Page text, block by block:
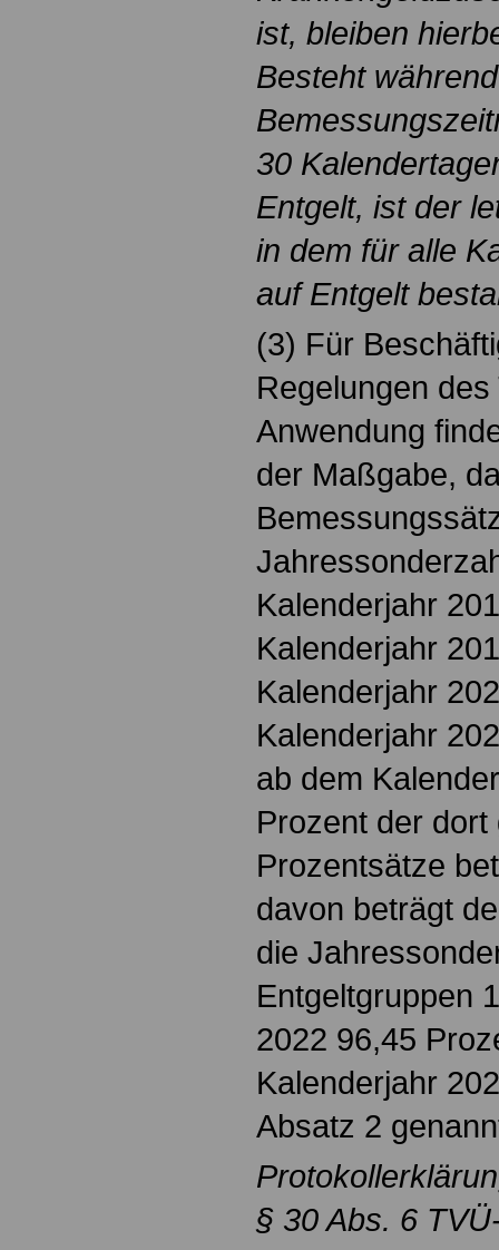
ist, bleiben
Besteht
30
Entgelt, ist der
in dem für alle
auf Entgelt
(3) Für
Regelungen
Anwendung
der Maßgabe,
Kalenderjahr
Kalenderjahr
Kalenderjahr
Kalenderjahr
ab dem
Prozent der dort
Prozentsätze
davon beträgt
die
Entgeltgruppen
2022 96,45
Kalenderjahr
Absatz 2
§ 30 Abs. 6